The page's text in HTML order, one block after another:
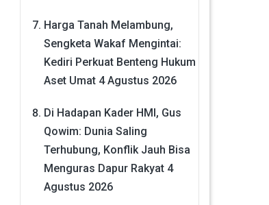
Harga Tanah Melambung,
Sengketa Wakaf Mengintai:
Kediri Perkuat Benteng Hukum
Aset Umat 4 Agustus 2026
Di Hadapan Kader HMI, Gus
Qowim: Dunia Saling
Terhubung, Konflik Jauh Bisa
Menguras Dapur Rakyat 4
Agustus 2026